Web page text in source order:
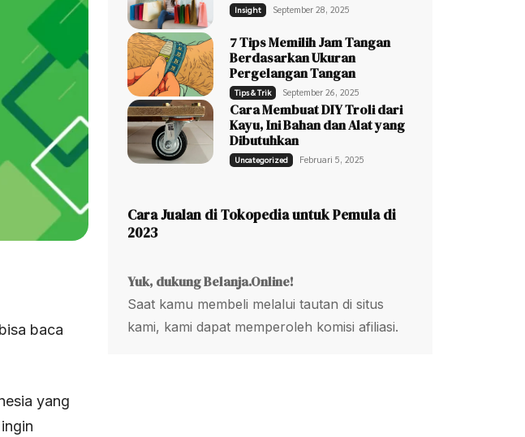
baca
yang
Insight September 28, 2025
7 Tips Memilih Jam Tangan
Berdasarkan Ukuran
Pergelangan Tangan
Tips & Trik September 26, 2025
Cara Membuat DIY Troli dari
Kayu, Ini Bahan dan Alat yang
Dibutuhkan
Uncategorized Februari 5, 2025
Cara Jualan di Tokopedia untuk Pemula di
2023
Yuk, dukung Belanja.Online!
Saat kamu membeli melalui tautan di situs
kami, kami dapat memperoleh komisi afiliasi.